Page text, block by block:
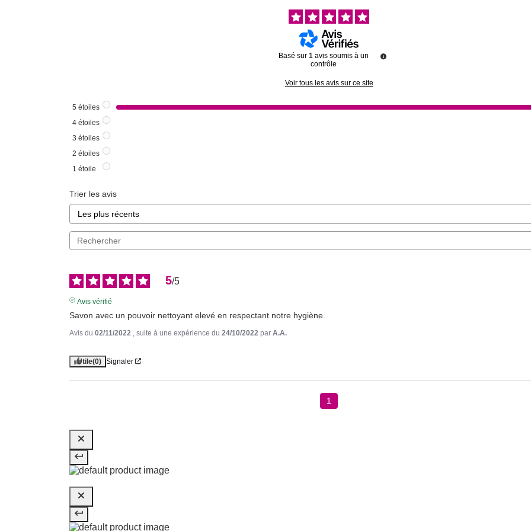
Basé sur1 avis soumis à un
contrôle
Voir tous les avis sur ce site
5 étoiles
4 étoiles
3 étoiles
2 étoiles
1 étoile
Trier les avis
5/5
Avis vérifié
Savon avec un pouvoir nettoyant elevé en respectant notre hygiène.
Avis du 02/11/2022 , suite à une expérience du 24/10/2022 par A.A.
Utile(0) Signaler
1